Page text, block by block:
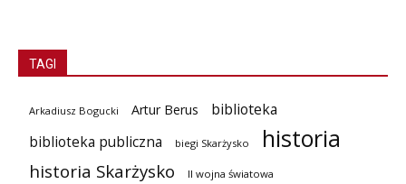
TAGI
Arkadiusz Bogucki Artur Berus
biblioteka
biblioteka publiczna
biegi Skarżysko historia
historia Skarżysko II wojna światowa